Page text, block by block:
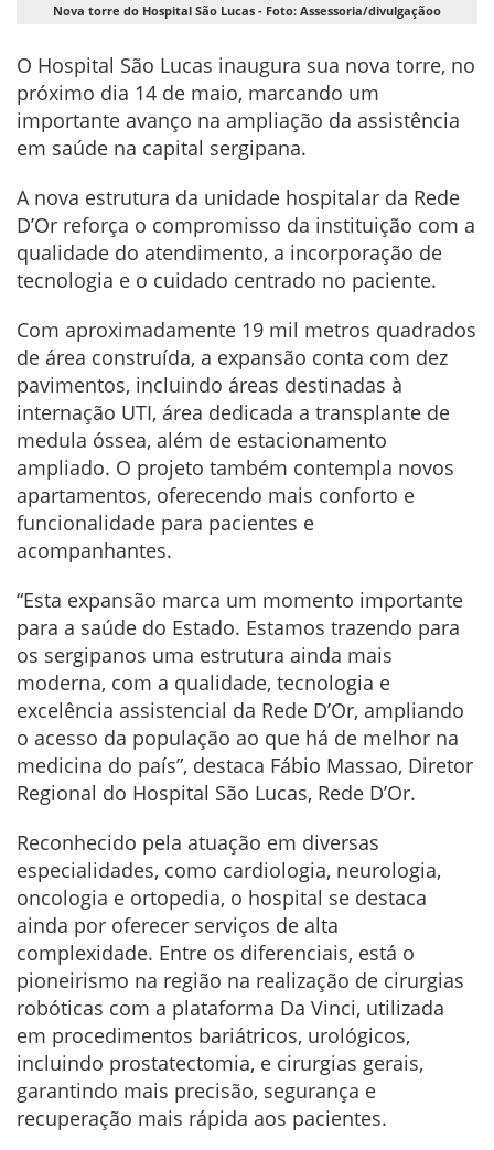
Nova torre do Hospital São Lucas - Foto: Assessoria/divulgaçãoo
O Hospital São Lucas inaugura sua nova torre, no
próximo dia 14 de maio, marcando um
importante avanço na ampliação da assistência
em saúde na capital sergipana.
A nova estrutura da unidade hospitalar da Rede
D’Or reforça o compromisso da instituição com a
qualidade do atendimento, a incorporação de
tecnologia e o cuidado centrado no paciente.
Com aproximadamente 19 mil metros quadrados
de área construída, a expansão conta com dez
pavimentos, incluindo áreas destinadas à
internação UTI, área dedicada a transplante de
medula óssea, além de estacionamento
ampliado. O projeto também contempla novos
apartamentos, oferecendo mais conforto e
funcionalidade para pacientes e
acompanhantes.
“Esta expansão marca um momento importante
para a saúde do Estado. Estamos trazendo para
os sergipanos uma estrutura ainda mais
moderna, com a qualidade, tecnologia e
excelência assistencial da Rede D’Or, ampliando
o acesso da população ao que há de melhor na
medicina do país”, destaca Fábio Massao, Diretor
Regional do Hospital São Lucas, Rede D’Or.
Reconhecido pela atuação em diversas
especialidades, como cardiologia, neurologia,
oncologia e ortopedia, o hospital se destaca
ainda por oferecer serviços de alta
complexidade. Entre os diferenciais, está o
pioneirismo na região na realização de cirurgias
robóticas com a plataforma Da Vinci, utilizada
em procedimentos bariátricos, urológicos,
incluindo prostatectomia, e cirurgias gerais,
garantindo mais precisão, segurança e
recuperação mais rápida aos pacientes.